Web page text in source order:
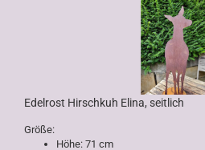
Edelrost Hirschkuh Elina, seitlich
Größe:
Höhe: 71 cm